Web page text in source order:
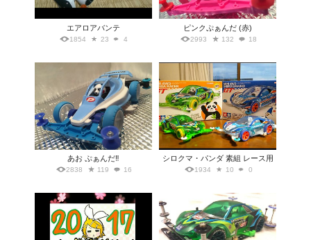
エアロアバンテ
1854 23 4
ピンクぷぁんだ (赤)
2993 132 18
あお ぷぁんだ‼️
2838 119 16
シロクマ・パンダ 素組 レース用
1934 10 0